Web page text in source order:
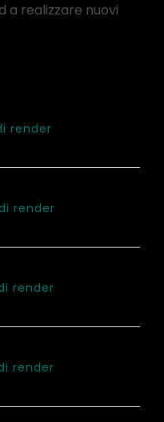
a realizzare nuovi
render
render
render
render